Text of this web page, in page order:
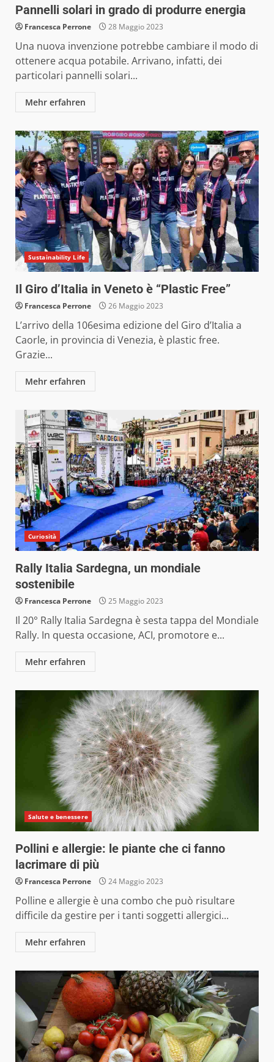
Pannelli solari in grado di produrre energia
Francesca Perrone 28 Maggio 2023
Una nuova invenzione potrebbe cambiare il modo di
ottenere acqua potabile. Arrivano, infatti, dei
particolari pannelli solari...
Mehr erfahren
Sustainability Life
Il Giro d’Italia in Veneto è “Plastic Free”
Francesca Perrone 26 Maggio 2023
L’arrivo della 106esima edizione del Giro d’Italia a
Caorle, in provincia di Venezia, è plastic free.
Grazie...
Mehr erfahren
Curiosità
Rally Italia Sardegna, un mondiale
sostenibile
Francesca Perrone 25 Maggio 2023
Il 20° Rally Italia Sardegna è sesta tappa del Mondiale
Rally. In questa occasione, ACI, promotore e...
Mehr erfahren
Salute e benessere
Pollini e allergie: le piante che ci fanno
lacrimare di più
Francesca Perrone 24 Maggio 2023
Polline e allergie è una combo che può risultare
difficile da gestire per i tanti soggetti allergici...
Mehr erfahren